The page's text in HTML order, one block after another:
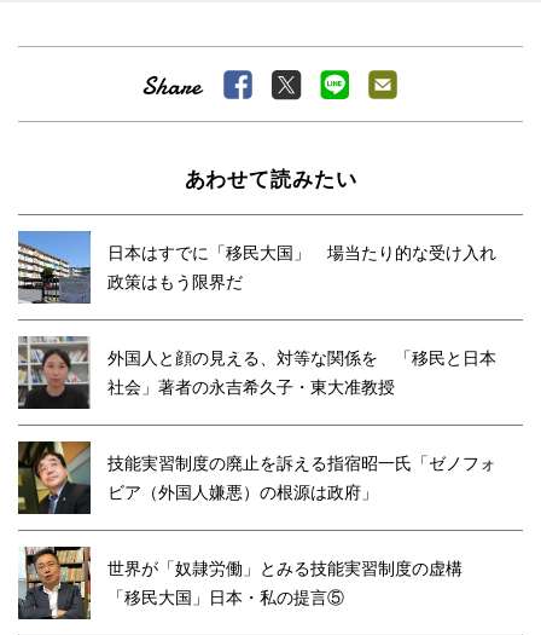
あわせて読みたい
日本はすでに「移民大国」 場当たり的な受け入れ
政策はもう限界だ
外国人と顔の見える、対等な関係を 「移民と日本
社会」著者の永吉希久子・東大准教授
技能実習制度の廃止を訴える指宿昭一氏「ゼノフォ
ビア（外国人嫌悪）の根源は政府」
世界が「奴隷労働」とみる技能実習制度の虚構
「移民大国」日本・私の提言⑤